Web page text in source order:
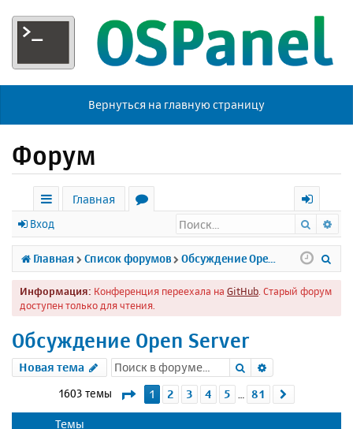
Вернуться на главную страницу
Форум
с
ы
л
к
Главная
р
у
м
х
о
д
Вход Поиск
Главная Список форумов
Информация: Конференция переехала на GitHub . Старый форум
доступен только для чтения.
Обсуждение Open Server
Новая тема Поиск
1603 темы Страница1 из 81
1 2 3 4 5 81
Темы